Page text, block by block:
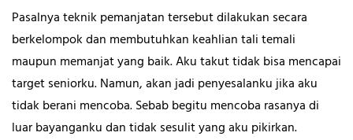
Pasalnya teknik pemanjatan tersebut dilakukan secara
berkelompok dan membutuhkan keahlian tali temali
maupun memanjat yang baik. Aku takut tidak bisa mencapai
target seniorku. Namun, akan jadi penyesalanku jika aku
tidak berani mencoba. Sebab begitu mencoba rasanya di
luar bayanganku dan tidak sesulit yang aku pikirkan.